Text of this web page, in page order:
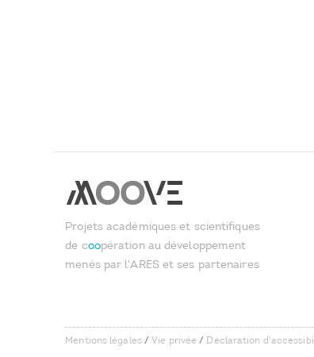
Projets académiques et scientifiques
de coopération au développement
menés par l'ARES et ses partenaires
Mentions légales/Vie privée / Déclaration